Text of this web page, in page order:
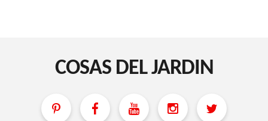
COSAS DEL JARDIN